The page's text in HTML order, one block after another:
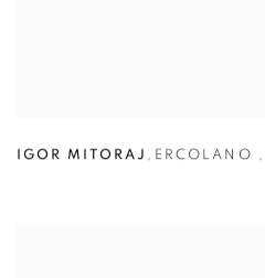
IGOR MITORAJ , ERCOLANO ,